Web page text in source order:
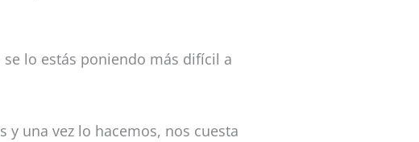
lo estás poniendo más difícil a
una vez lo hacemos, nos cuesta